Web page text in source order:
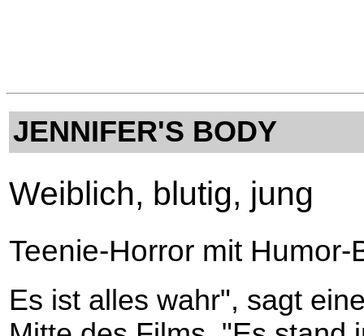
JENNIFER'S BODY
Weiblich, blutig, jung
Teenie-Horror mit Humor-
Es ist alles wahr", sagt